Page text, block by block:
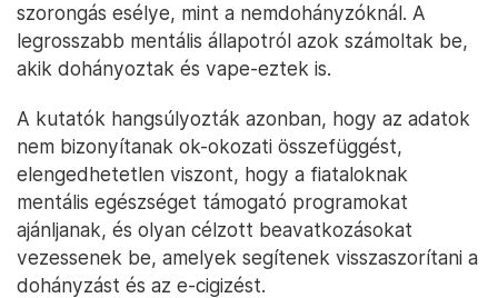
szorongás esélye, mint a nemdohányzóknál. A
legrosszabb mentális állapotról azok számoltak be,
akik dohányoztak és vape-eztek is.
A kutatók hangsúlyozták azonban, hogy az adatok
nem bizonyítanak ok-okozati összefüggést,
elengedhetetlen viszont, hogy a fiataloknak
mentális egészséget támogató programokat
ajánljanak, és olyan célzott beavatkozásokat
vezessenek be, amelyek segítenek visszaszorítani a
dohányzást és az e-cigizést.